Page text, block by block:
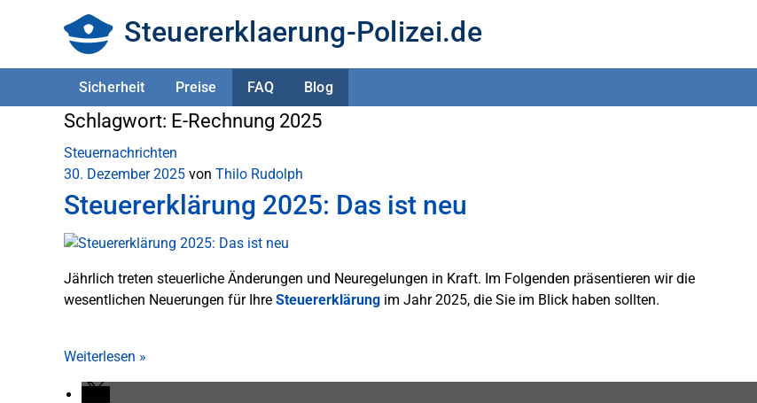
Steuererklaerung-Polizei.de
Sicherheit Preise FAQ Blog
Schlagwort: E-Rechnung 2025
Steuernachrichten
30. Dezember 2025 von Thilo Rudolph
Steuererklärung 2025: Das ist neu
Jährlich treten steuerliche Änderungen und Neuregelungen in Kraft. Im Folgenden präsentieren wir die
wesentlichen Neuerungen für Ihre Steuererklärung im Jahr 2025, die Sie im Blick haben sollten.
Weiterlesen »